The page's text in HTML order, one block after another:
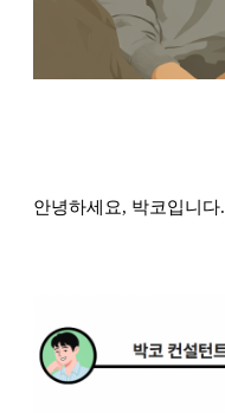
안녕하세요, 박코입니다.